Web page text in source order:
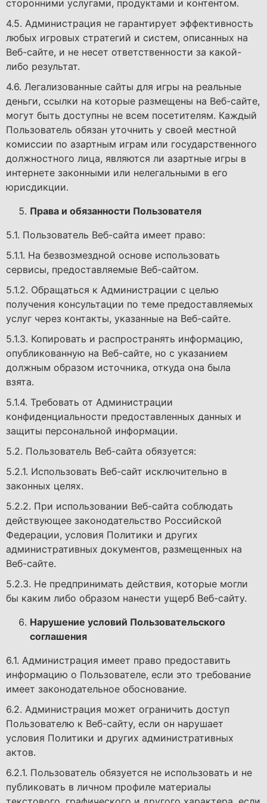
сторонними услугами, продуктами и контентом.
4.5. Администрация не гарантирует эффективность
любых игровых стратегий и систем, описанных на
Веб-сайте, и не несет ответственности за какой-
либо результат.
4.6. Легализованные сайты для игры на реальные
деньги, ссылки на которые размещены на Веб-сайте,
могут быть доступны не всем посетителям. Каждый
Пользователь обязан уточнить у своей местной
комиссии по азартным играм или государственного
должностного лица, являются ли азартные игры в
интернете законными или нелегальными в его
юрисдикции.
Права и обязанности Пользователя
5.1. Пользователь Веб-сайта имеет право:
5.1.1. На безвозмездной основе использовать
сервисы, предоставляемые Веб-сайтом.
5.1.2. Обращаться к Администрации с целью
получения консультации по теме предоставляемых
услуг через контакты, указанные на Веб-сайте.
5.1.3. Копировать и распространять информацию,
опубликованную на Веб-сайте, но с указанием
должным образом источника, откуда она была
взята.
5.1.4. Требовать от Администрации
конфиденциальности предоставленных данных и
защиты персональной информации.
5.2. Пользователь Веб-сайта обязуется:
5.2.1. Использовать Веб-сайт исключительно в
законных целях.
5.2.2. При использовании Веб-сайта соблюдать
действующее законодательство Российской
Федерации, условия Политики и других
административных документов, размещенных на
Веб-сайте.
5.2.3. Не предпринимать действия, которые могли
бы каким либо образом нанести ущерб Веб-сайту.
Нарушение условий Пользовательского
соглашения
6.1. Администрация имеет право предоставить
информацию о Пользователе, если это требование
имеет законодательное обоснование.
6.2. Администрация может ограничить доступ
Пользователю к Веб-сайту, если он нарушает
условия Политики и других административных
актов.
6.2.1. Пользователь обязуется не использовать и не
публиковать в личном профиле материалы